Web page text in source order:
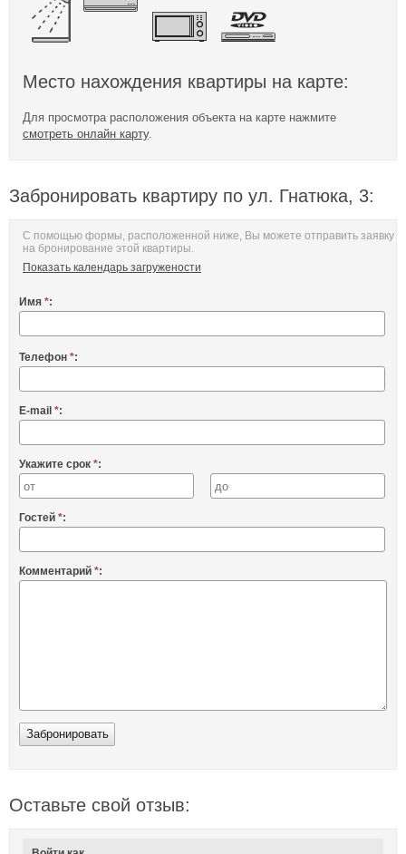
Место нахождения квартиры на карте:
Для просмотра расположения объекта на карте нажмите
смотреть онлайн карту.
Забронировать квартиру по ул. Гнатюка, 3:
С помощью формы, расположенной ниже, Вы можете отправить заявку
на бронирование этой квартиры.
Показать календарь загружености
Имя *:
Телефон *:
E-mail *:
Укажите срок *:
Гостей *:
Комментарий *:
Оставьте свой отзыв: